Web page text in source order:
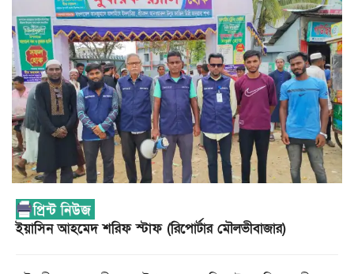
ইয়াসিন আহমেদ শরিফ স্টাফ (রিপোর্টার মৌলভীবাজার)